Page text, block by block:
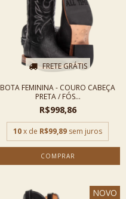
FRETE GRÁTIS
BOTA FEMININA - COURO CABEÇA
PRETA / FÓS...
R$998,86
10x de R$99,89 sem juros
COMPRAR
NOVO